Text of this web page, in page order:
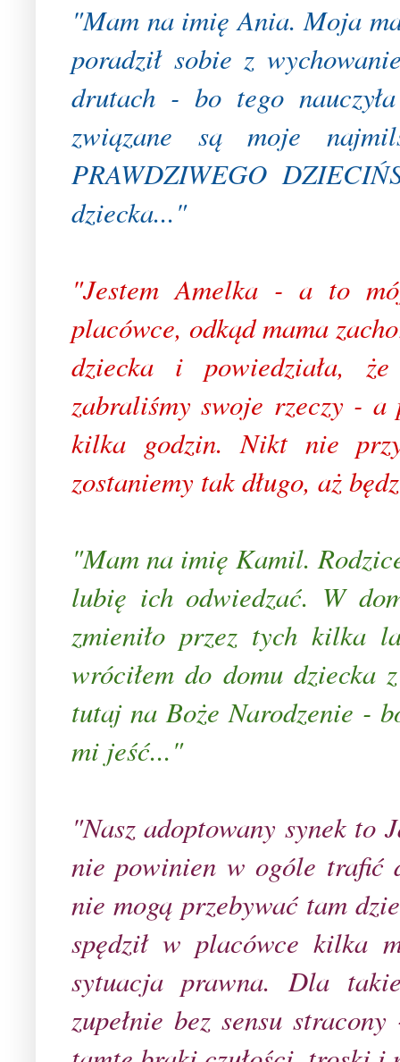
"Mam na imię Ania. Moja
poradził sobie z
drutach - bo tego
związane są moje
PRAWDZIWEGO
dziecka..."
"Jestem Amelka - a to
placówce, odkąd mama
dziecka i powiedziała,
zabraliśmy swoje rzeczy -
kilka godzin. Nikt nie
zostaniemy tak długo, aż
"Mam na imię Kamil.
lubię ich odwiedzać. W
zmieniło przez tych kilka
wróciłem do domu dziecka
tutaj na Boże Narodzenie -
mi jeść..."
"Nasz adoptowany synek to
nie powinien w ogóle trafić
nie mogą przebywać tam
spędził w placówce kilka
sytuacja prawna. Dla
zupełnie bez sensu stracony